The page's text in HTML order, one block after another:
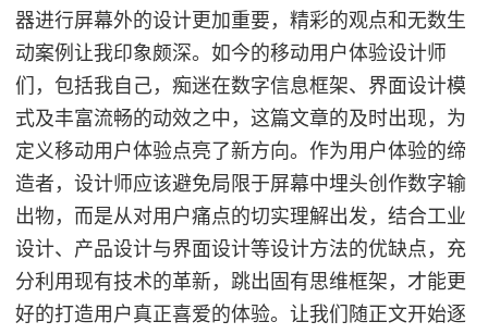
器进行屏幕外的设计更加重要，精彩的观点和无数生
动案例让我印象颇深。如今的移动用户体验设计师
们，包括我自己，痴迷在数字信息框架、界面设计模
式及丰富流畅的动效之中，这篇文章的及时出现，为
定义移动用户体验点亮了新方向。作为用户体验的缔
造者，设计师应该避免局限于屏幕中埋头创作数字输
出物，而是从对用户痛点的切实理解出发，结合工业
设计、产品设计与界面设计等设计方法的优缺点，充
分利用现有技术的革新，跳出固有思维框架，才能更
好的打造用户真正喜爱的体验。让我们随正文开始逐